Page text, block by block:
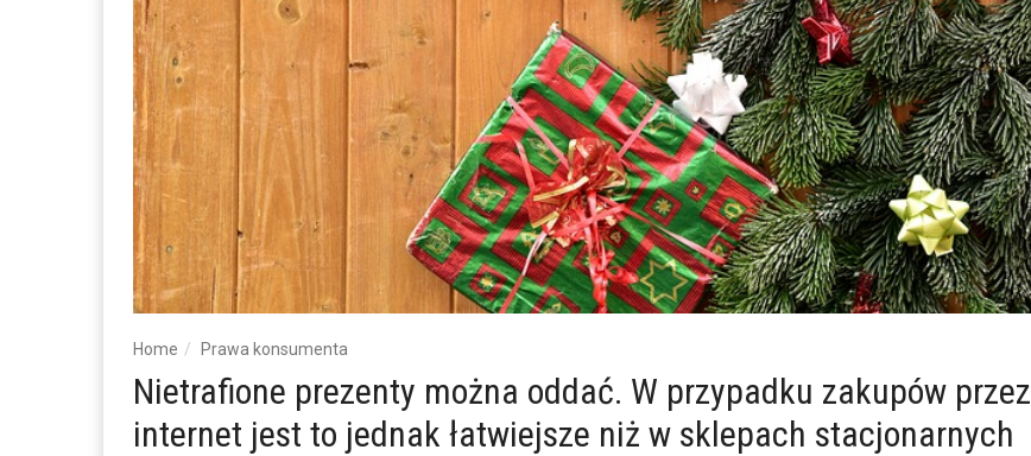
Home Prawa konsumenta
Nietrafione prezenty można oddać. W przypadku zakupów przez
internet jest to jednak łatwiejsze niż w sklepach stacjonarnych